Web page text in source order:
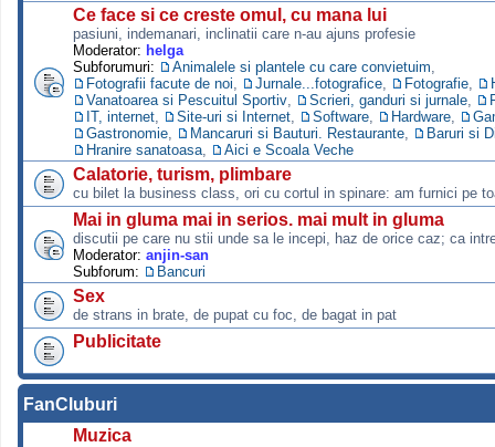
Ce face si ce creste omul, cu mana lui
pasiuni, indemanari, inclinatii care n-au ajuns profesie
Moderator: helga
Subforumuri:
Animalele si plantele cu care convietuim
Fotografii facute de noi
Jurnale...fotografice Fotografie
Vanatoarea si Pescuitul Sportiv
Scrieri, ganduri si jurnale
IT, internet
Site-uri si Internet Software Hardware
Gastronomie
Mancaruri si Bauturi. Restaurante
Baruri si
Hranire sanatoasa
Aici e Scoala Veche
Calatorie, turism, plimbare
cu bilet la business class, ori cu cortul in spinare: am furnici pe
Mai in gluma mai in serios. mai mult in gluma
discutii pe care nu stii unde sa le incepi, haz de orice caz; ca
Moderator: anjin-san
Subforum:
Bancuri
Sex
de strans in brate, de pupat cu foc, de bagat in pat
Publicitate
FanCluburi
Muzica